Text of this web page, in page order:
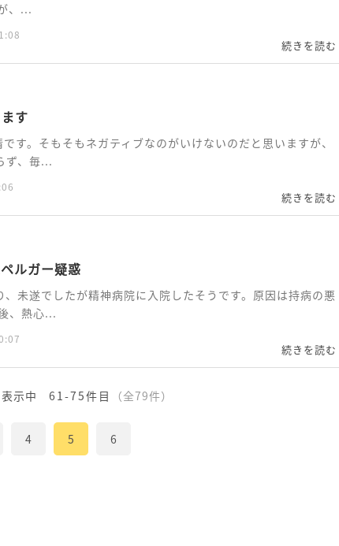
、...
続きを読む
す
す。そもそもネガティブなのがいけないのだと思いますが、
ず、毎...
続きを読む
ルガー疑惑
未遂でしたが精神病院に入院したそうです。原因は持病の悪
、熱心...
続きを読む
示中 61-75件目 （全79件）
4 5 6